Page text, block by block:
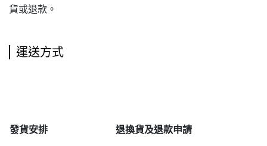
貨或退款。
運送方式
發貨安排 退換貨及退款申請